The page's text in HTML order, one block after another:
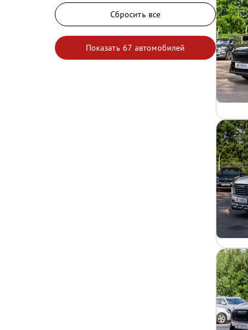
Сбросить все
Показать 67 автомобилей